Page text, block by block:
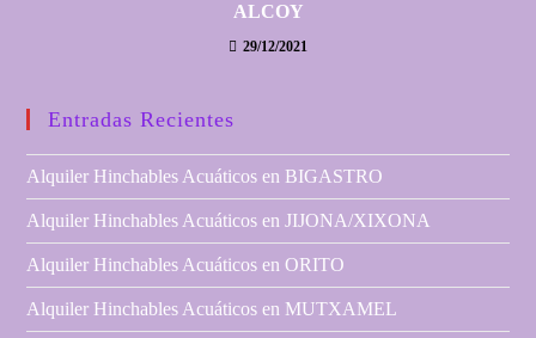
ALCOY
29/12/2021
Entradas Recientes
Alquiler Hinchables Acuáticos en BIGASTRO
Alquiler Hinchables Acuáticos en JIJONA/XIXONA
Alquiler Hinchables Acuáticos en ORITO
Alquiler Hinchables Acuáticos en MUTXAMEL